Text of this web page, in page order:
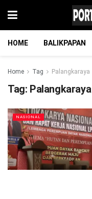
HOME BALIKPAPAN
Home Tag Palangkaraya
Tag: Palangkaraya
NASIONAL